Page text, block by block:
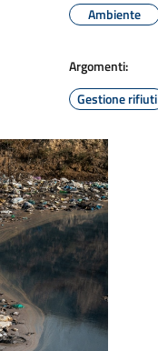
Ambiente
Argomenti:
Gestione rifiuti